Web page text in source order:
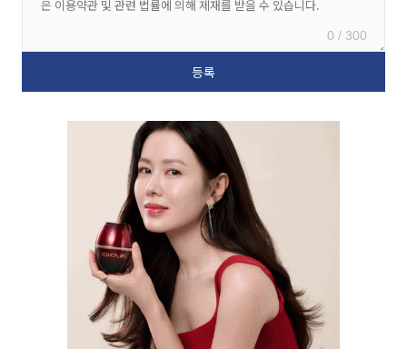
0 / 300